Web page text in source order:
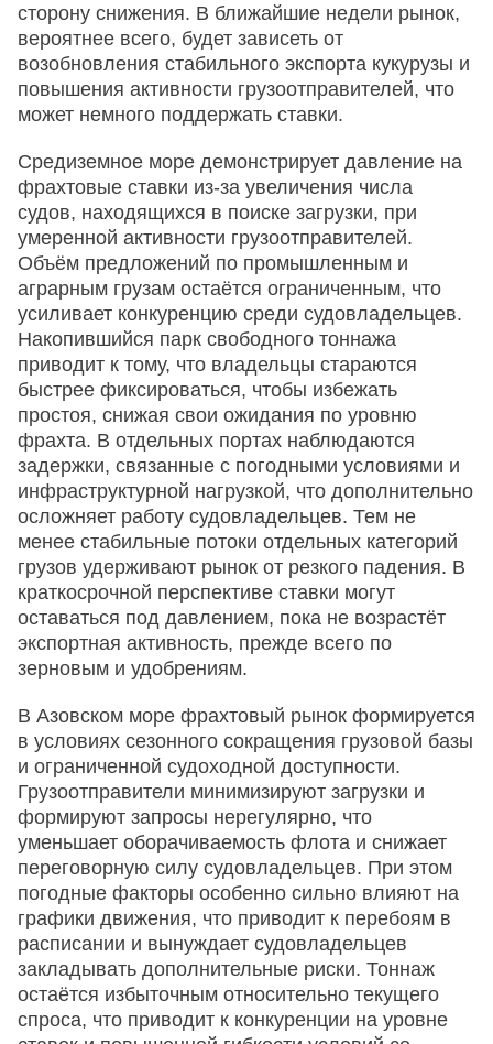
сторону снижения. В ближайшие недели рынок,
вероятнее всего, будет зависеть от
возобновления стабильного экспорта кукурузы и
повышения активности грузоотправителей, что
может немного поддержать ставки.
Средиземное море демонстрирует давление на
фрахтовые ставки из-за увеличения числа
судов, находящихся в поиске загрузки, при
умеренной активности грузоотправителей.
Объём предложений по промышленным и
аграрным грузам остаётся ограниченным, что
усиливает конкуренцию среди судовладельцев.
Накопившийся парк свободного тоннажа
приводит к тому, что владельцы стараются
быстрее фиксироваться, чтобы избежать
простоя, снижая свои ожидания по уровню
фрахта. В отдельных портах наблюдаются
задержки, связанные с погодными условиями и
инфраструктурной нагрузкой, что дополнительно
осложняет работу судовладельцев. Тем не
менее стабильные потоки отдельных категорий
грузов удерживают рынок от резкого падения. В
краткосрочной перспективе ставки могут
оставаться под давлением, пока не возрастёт
экспортная активность, прежде всего по
зерновым и удобрениям.
В Азовском море фрахтовый рынок формируется
в условиях сезонного сокращения грузовой базы
и ограниченной судоходной доступности.
Грузоотправители минимизируют загрузки и
формируют запросы нерегулярно, что
уменьшает оборачиваемость флота и снижает
переговорную силу судовладельцев. При этом
погодные факторы особенно сильно влияют на
графики движения, что приводит к перебоям в
расписании и вынуждает судовладельцев
закладывать дополнительные риски. Тоннаж
остаётся избыточным относительно текущего
спроса, что приводит к конкуренции на уровне